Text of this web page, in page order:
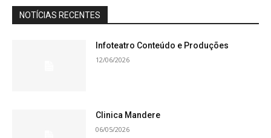
NOTÍCIAS RECENTES
Infoteatro Conteúdo e Produções
12/06/2026
Clinica Mandere
06/05/2026